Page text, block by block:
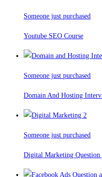
Someone just purchased
Youtube SEO Course
Someone just purchased
Domain And Hosting
Someone just purchased
Digital Marketing Question